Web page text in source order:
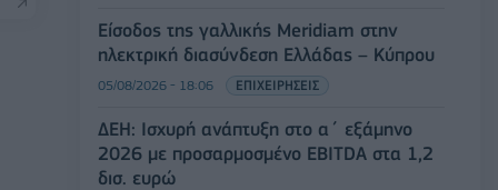
Είσοδος της γαλλικής Meridiam στην
ηλεκτρική διασύνδεση Ελλάδας – Κύπρου
05/08/2026 - 18:06 ΕΠΙΧΕΙΡΗΣΕΙΣ
ΔΕΗ: Ισχυρή ανάπτυξη στο α΄ εξάμηνο
2026 με προσαρμοσμένο EBITDA στα 1,2
δισ. ευρώ